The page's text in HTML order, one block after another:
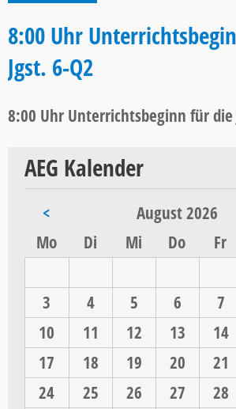
8:00 Uhr
Jgst. 6-Q2
8:00 Uhr Unterrichtsbeginn für die
AEG Kalender
< August 2026
MontagDienstag
Mittwoch
Donnerstag
Fr
3
4 5 6 7
10
11 12 13 14
17
18 19 20 21
24
25 26 27 28